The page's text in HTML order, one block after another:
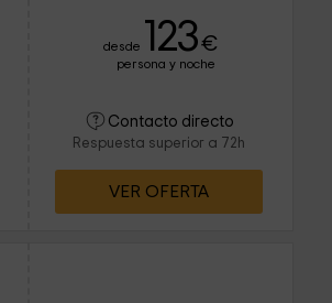
desde 123€
persona y noche
Contacto directo
Respuesta superior a 72h
VER OFERTA